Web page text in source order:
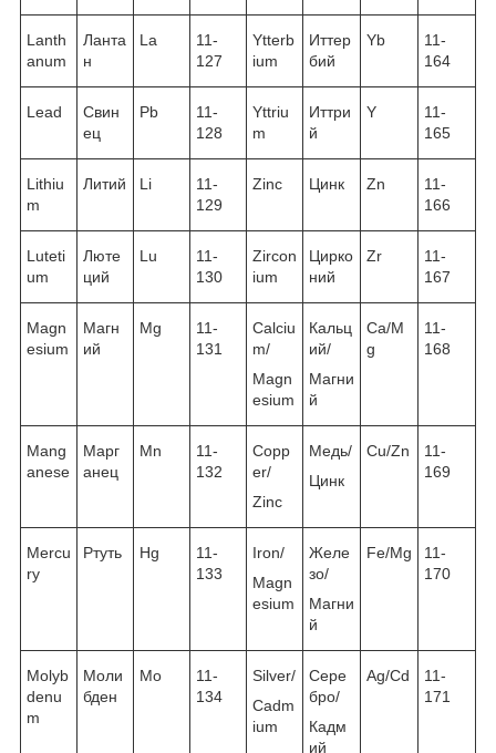
Lanth
anum
Ланта
н
La
11-
127
Ytterb
ium
Иттер
бий
Yb
11-
164
Lead
Свин
ец
Pb
11-
128
Yttriu
m
Иттри
й
Y
11-
165
Lithiu
m
Литий Li
11-
129
Zinc Цинк Zn
11-
166
Luteti
um
Люте
ций
Lu
11-
130
Zircon
ium
Цирко
ний
Zr
11-
167
Magn
esium
Магн
ий
Mg
11-
131
Calciu
m/
Magn
esium
Кальц
ий/
Магни
й
Ca/M
g
11-
168
Mang
anese
Марг
анец
Mn
11-
132
Copp
er/
Zinc
Медь/
Цинк
Cu/Zn
11-
169
Mercu
ry
Ртуть Hg
11-
133
Iron/
Magn
esium
Желе
зо/
Магни
й
Fe/Mg
11-
170
Molyb
denu
m
Моли
бден
Mo
11-
134
Silver/
Cadm
ium
Сере
бро/
Кадм
ий
Ag/Cd
11-
171